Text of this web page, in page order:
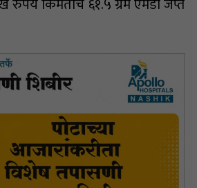
रुपये किमतीचे ६१.५ ग्रॅम एमडी जप्त